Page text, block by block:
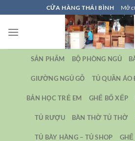
qua
nội
CỬA HÀNG THÁI BÌNH Mở
SẢN PHẨM BỘ PHÒNG NGỦ
GIƯỜNG NGỦ GỖ TỦ QUẦN ÁO
BẢN HỌC TRẺ EM GHẾ BỐ XẾP
TỦ RƯỢU BÀN THỜ TỦ THỜ
TỦ BÀY HÀNG – TỦ SHOP